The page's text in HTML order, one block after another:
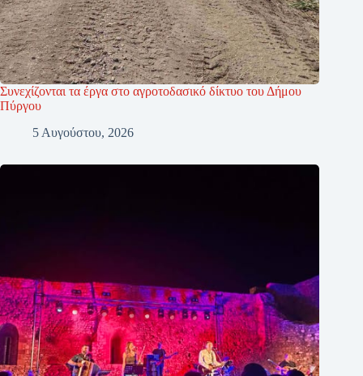
Συνεχίζονται τα έργα στο αγροτοδασικό δίκτυο του Δήμου
Πύργου
5 Αυγούστου, 2026